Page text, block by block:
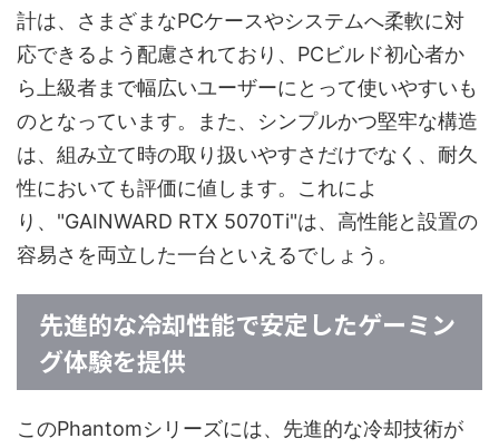
計は、さまざまなPCケースやシステムへ柔軟に対
応できるよう配慮されており、PCビルド初心者か
ら上級者まで幅広いユーザーにとって使いやすいも
のとなっています。また、シンプルかつ堅牢な構造
は、組み立て時の取り扱いやすさだけでなく、耐久
性においても評価に値します。これによ
り、"GAINWARD RTX 5070Ti"は、高性能と設置の
容易さを両立した一台といえるでしょう。
先進的な冷却性能で安定したゲーミン
グ体験を提供
このPhantomシリーズには、先進的な冷却技術が